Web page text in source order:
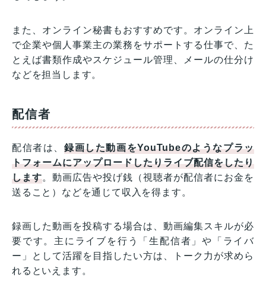
また、オンライン秘書もおすすめです。オンライン上
で企業や個人事業主の業務をサポートする仕事で、た
とえば書類作成やスケジュール管理、メールの仕分け
などを担当します。
配信者
配信者は、 録画した動画をYouTubeのようなプラッ
トフォームにアップロードしたりライブ配信をしたり
します。動画広告や投げ銭（視聴者が配信者にお金を
送ること）などを通じて収入を得ます。
録画した動画を投稿する場合は、動画編集スキルが必
要です。主にライブを行う「生配信者」や「ライバ
ー」として活躍を目指したい方は、トーク力が求めら
れるといえます。